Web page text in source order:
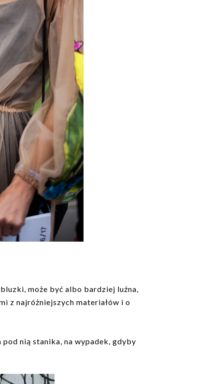
może być albo bardziej luźna,
z najróżniejszych materiałów i o
nią stanika, na wypadek, gdyby